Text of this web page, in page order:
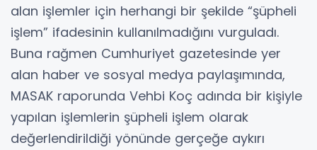
alan işlemler için herhangi bir şekilde “şüpheli
işlem” ifadesinin kullanılmadığını vurguladı.
Buna rağmen Cumhuriyet gazetesinde yer
alan haber ve sosyal medya paylaşımında,
MASAK raporunda Vehbi Koç adında bir kişiyle
yapılan işlemlerin şüpheli işlem olarak
değerlendirildiği yönünde gerçeğe aykırı